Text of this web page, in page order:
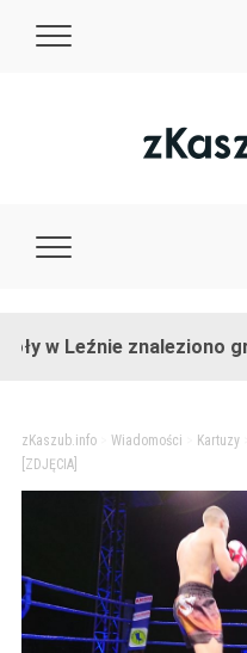
znaleziono granat!
zKaszub.info> Wiadomości Kartuzy>
[ZDJĘCIA]